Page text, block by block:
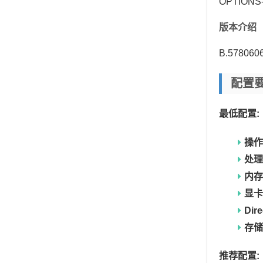
版本介绍
配置
最低配置:
操
处
内
显
存
推荐配置: